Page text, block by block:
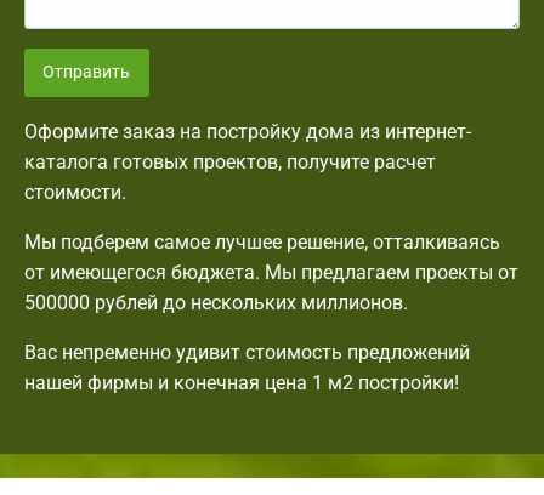
Отправить
Оформите заказ на постройку дома из интернет-
каталога готовых проектов, получите расчет
стоимости.
Мы подберем самое лучшее решение, отталкиваясь
от имеющегося бюджета. Мы предлагаем проекты от
500000 рублей до нескольких миллионов.
Вас непременно удивит стоимость предложений
нашей фирмы и конечная цена 1 м2 постройки!